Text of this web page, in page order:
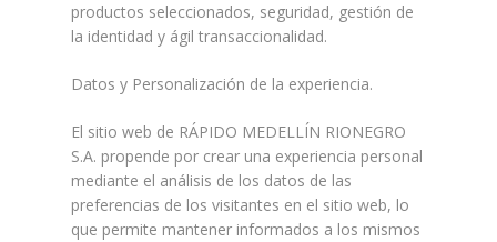
productos seleccionados, seguridad, gestión de
la identidad y ágil transaccionalidad.
Datos y Personalización de la experiencia.
El sitio web de RÁPIDO MEDELLÍN RIONEGRO
S.A. propende por crear una experiencia personal
mediante el análisis de los datos de las
preferencias de los visitantes en el sitio web, lo
que permite mantener informados a los mismos